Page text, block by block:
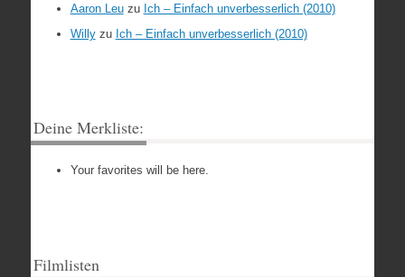
Aaron Leuzu Ich – Einfach unverbesserlich (2010)
Willyzu Ich – Einfach unverbesserlich (2010)
Deine Merkliste:
Your favorites will be here.
Filmlisten